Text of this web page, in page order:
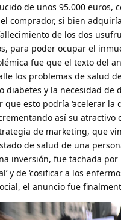
de unos 95.000 euros,
comprador, si bien
de los dos
para poder ocupar el
fue que el texto del
los problemas de salud
diabetes y la necesidad de
que esto podría ‘acelerar la
así su atractivo
de marketing, que
de salud de una
inversión, fue tachada por
y de ‘cosificar a los
el anuncio fue